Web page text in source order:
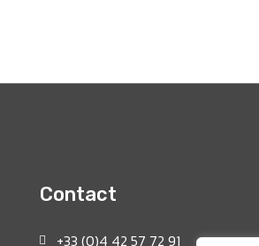
Contact
+33 (0)4 42 57 72 91